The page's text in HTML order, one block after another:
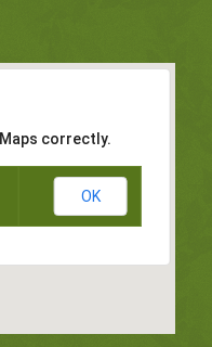
correctly.
OK